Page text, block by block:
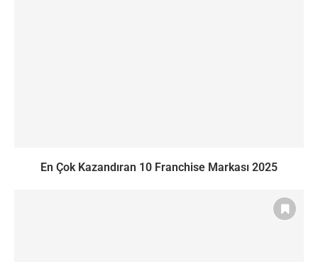
En Çok Kazandıran 10 Franchise Markası 2025